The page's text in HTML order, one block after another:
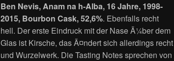
Ben Nevis, Anam na h-Alba, 16 Jahre, 1998-
2015, Bourbon Cask, 52,6%. Ebenfalls recht
hell. Der erste Eindruck mit der Nase Ã¼ber dem
Glas ist Kirsche, das Ã¤ndert sich allerdings
und Wurzelwerk. Die Tasting Notes sprechen